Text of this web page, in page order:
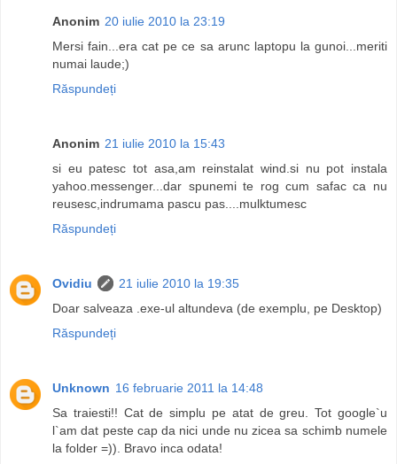
Anonim 20 iulie 2010 la 23:19
Mersi fain...era cat pe ce sa arunc laptopu la gunoi...meriti
numai laude;)
Răspundeți
Anonim 21 iulie 2010 la 15:43
si eu patesc tot asa,am reinstalat wind.si nu pot instala
yahoo.messenger...dar spunemi te rog cum safac ca nu
reusesc,indrumama pascu pas....mulktumesc
Răspundeți
Ovidiu
21 iulie 2010 la 19:35
Doar salveaza .exe-ul altundeva (de exemplu, pe Desktop)
Răspundeți
Unknown 16 februarie 2011 la 14:48
Sa traiesti!! Cat de simplu pe atat de greu. Tot google`u
l`am dat peste cap da nici unde nu zicea sa schimb numele
la folder =)). Bravo inca odata!